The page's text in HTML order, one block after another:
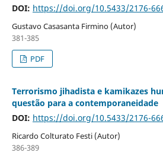
DOI: https://doi.org/10.5433/2176-
Gustavo Casasanta Firmino (Autor)
381-385
PDF
Terrorismo jihadista e kamikazes
questão para a contemporaneidade
DOI: https://doi.org/10.5433/2176-
Ricardo Colturato Festi (Autor)
386-389